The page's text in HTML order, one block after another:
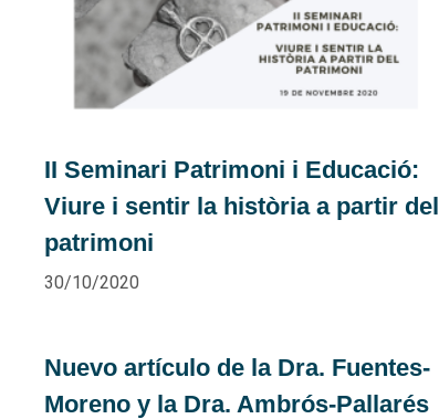
II Seminari Patrimoni i Educació:
Viure i sentir la història a partir del
patrimoni
30/10/2020
Nuevo artículo de la Dra. Fuentes-
Moreno y la Dra. Ambrós-Pallarés